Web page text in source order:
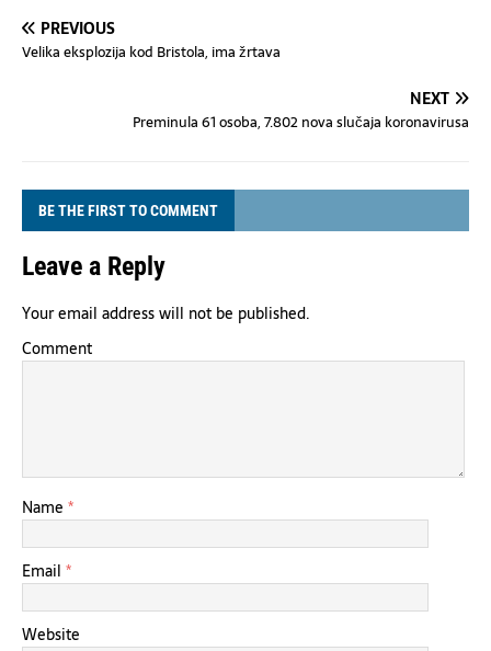
PREVIOUS
Velika eksplozija kod Bristola, ima žrtava
NEXT
Preminula 61 osoba, 7.802 nova slučaja koronavirusa
BE THE FIRST TO COMMENT
Leave a Reply
Your email address will not be published.
Comment
Name *
Email *
Website